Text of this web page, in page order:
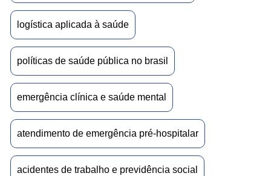
logística aplicada à saúde
políticas de saúde pública no brasil
emergência clínica e saúde mental
atendimento de emergência pré-hospitalar
acidentes de trabalho e previdência social